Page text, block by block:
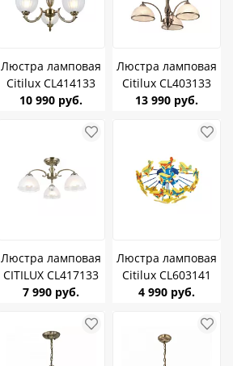
Люстра ламповая
Citilux CL414133
Севилья Бронза
10 990 руб.
Люстра ламповая
Citilux CL403133
Лугано Бронза
13 990 руб.
Люстра ламповая
CITILUX CL417133
Франческа
7 990 руб.
Люстра ламповая
Citilux CL603141
Самолетики E14
4 990 руб.